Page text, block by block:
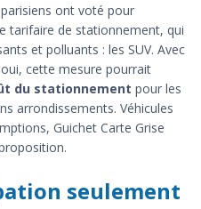
ont voté pour
tarifaire de stationnement, qui
et polluants : les SUV. Avec
cette mesure pourrait
du stationnement pour les
arrondissements. Véhicules
Guichet Carte Grise
seulement